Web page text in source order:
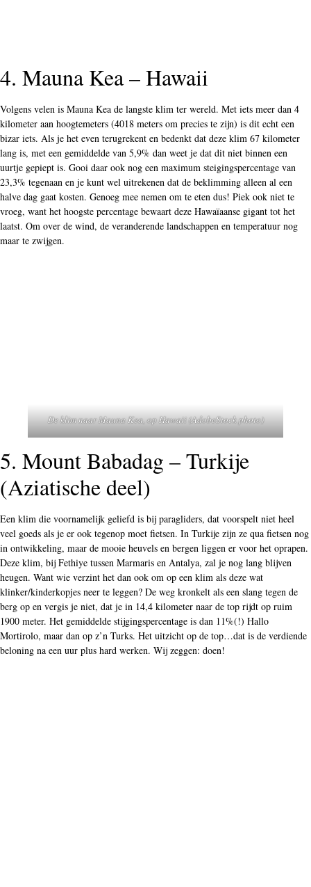
4. Mauna Kea – Hawaii
Volgens velen is Mauna Kea de langste klim ter wereld. Met iets meer dan 4
kilometer aan hoogtemeters (4018 meters om precies te zijn) is dit echt een
bizar iets. Als je het even terugrekent en bedenkt dat deze klim 67 kilometer
lang is, met een gemiddelde van 5,9% dan weet je dat dit niet binnen een
uurtje gepiept is. Gooi daar ook nog een maximum steigingspercentage van
23,3% tegenaan en je kunt wel uitrekenen dat de beklimming alleen al een
halve dag gaat kosten. Genoeg mee nemen om te eten dus! Piek ook niet te
vroeg, want het hoogste percentage bewaart deze Hawaïaanse gigant tot het
laatst. Om over de wind, de veranderende landschappen en temperatuur nog
maar te zwijgen.
De klim naar Mauna Kea, op Hawaii (AdobeStock photo)
5. Mount Babadag – Turkije
(Aziatische deel)
Een klim die voornamelijk geliefd is bij paragliders, dat voorspelt niet heel
veel goeds als je er ook tegenop moet fietsen. In Turkije zijn ze qua fietsen nog
in ontwikkeling, maar de mooie heuvels en bergen liggen er voor het oprapen.
Deze klim, bij Fethiye tussen Marmaris en Antalya, zal je nog lang blijven
heugen. Want wie verzint het dan ook om op een klim als deze wat
klinker/kinderkopjes neer te leggen? De weg kronkelt als een slang tegen de
berg op en vergis je niet, dat je in 14,4 kilometer naar de top rijdt op ruim
1900 meter. Het gemiddelde stijgingspercentage is dan 11%(!) Hallo
Mortirolo, maar dan op z’n Turks. Het uitzicht op de top…dat is de verdiende
beloning na een uur plus hard werken. Wij zeggen: doen!